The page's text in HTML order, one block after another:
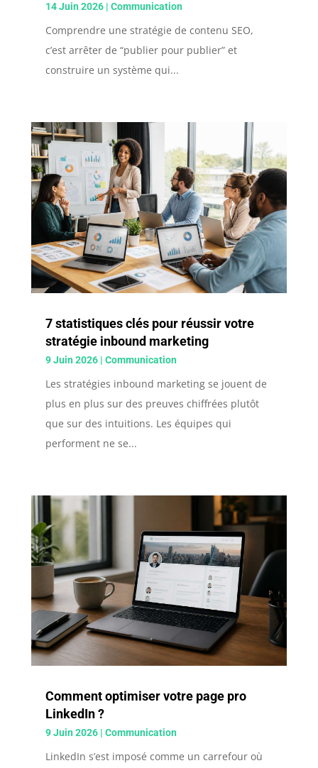
14 Juin 2026| Communication
Comprendre une stratégie de contenu SEO,
c’est arrêter de “publier pour publier” et
construire un système qui...
7 statistiques clés pour réussir votre
stratégie inbound marketing
9 Juin 2026| Communication
Les stratégies inbound marketing se jouent de
plus en plus sur des preuves chiffrées plutôt
que sur des intuitions. Les équipes qui
performent ne se...
Comment optimiser votre page pro
LinkedIn ?
9 Juin 2026| Communication
LinkedIn s’est imposé comme un carrefour où